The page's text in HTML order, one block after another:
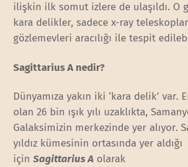
ilişkin ilk somut izlere de ulaşıldı. O
kara delikler, sadece x-ray
gözlemevleri aracılığı ile tespit
Sagittarius A nedir?
Dünyamıza yakın iki ‘kara delik’ var.
olan 26 bin ışık yılı uzaklıkta,
Galaksimizin merkezinde yer alıyor.
yıldız kümesinin ortasında yer aldığı
içinSagittarius A olarak